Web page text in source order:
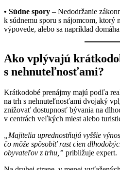
• Súdne spory – Nedodržanie
k súdnemu sporu s nájomcom, ktorý
výpovede, alebo sa napríklad
Ako vplývajú
s nehnuteľnosťami?
Krátkodobé prenájmy majú podľa
na trh s nehnuteľnosťami dvojaký
znižovať dostupnosť bývania na
v centrách veľkých miest alebo
„Majitelia uprednostňujú vyššie
čo môže spôsobiť rast cien
obyvateľov z trhu,” približuje expert.